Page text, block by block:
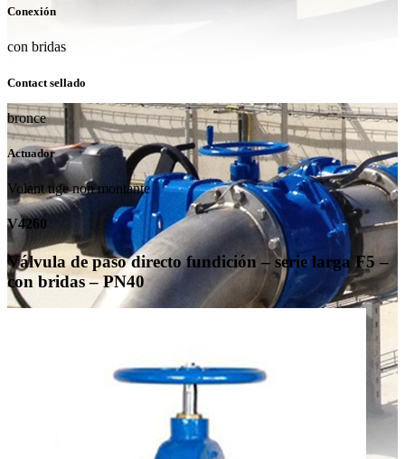
Conexión
con bridas
Contact sellado
bronce
Actuador
Volant tige non montante
V4260
Válvula de paso directo fundición – serie larga F5 –
con bridas – PN40